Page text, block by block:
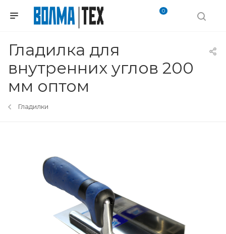
0
Гладилка для
внутренних углов 200
мм оптом
Гладилки